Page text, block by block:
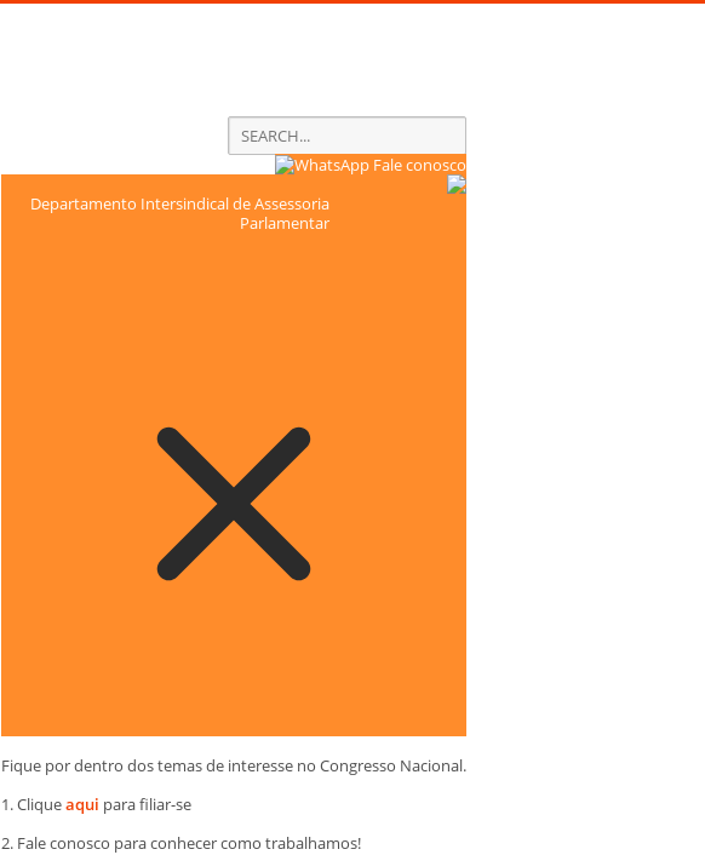
Fale conosco
Departamento Intersindical de Assessoria
Parlamentar
Fique por dentro dos temas de interesse no Congresso Nacional.
1. Cliqueaqui para filiar-se
2. Fale conosco para conhecer como trabalhamos!